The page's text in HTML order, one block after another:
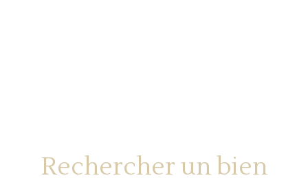
Rechercher un bien